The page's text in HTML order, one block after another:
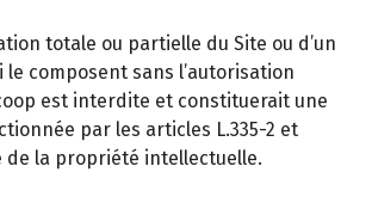
totale ou partielle du Site ou d’un
le composent sans l’autorisation
est interdite et constituerait une
par les articles L.335-2 et
de la propriété intellectuelle.